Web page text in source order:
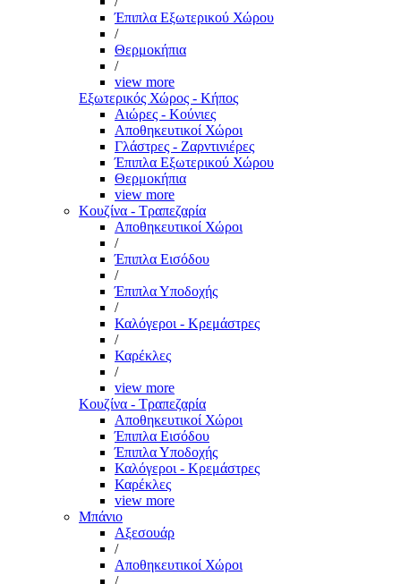
Έπιπλα Εξωτερικού Χώρου
/
Θερμοκήπια
/
view more
Εξωτερικός Χώρος - Κήπος
Αιώρες - Κούνιες
Αποθηκευτικοί Χώροι
Γλάστρες - Ζαρντινιέρες
Έπιπλα Εξωτερικού Χώρου
Θερμοκήπια
view more
Κουζίνα - Τραπεζαρία
Αποθηκευτικοί Χώροι
/
Έπιπλα Εισόδου
/
Έπιπλα Υποδοχής
/
Καλόγεροι - Κρεμάστρες
/
Καρέκλες
/
view more
Κουζίνα - Τραπεζαρία
Αποθηκευτικοί Χώροι
Έπιπλα Εισόδου
Έπιπλα Υποδοχής
Καλόγεροι - Κρεμάστρες
Καρέκλες
view more
Μπάνιο
Αξεσουάρ
/
Αποθηκευτικοί Χώροι
/